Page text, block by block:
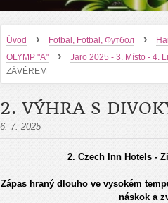
Úvod › Fotbal, Fotbal, Футбол ›
OLYMP "A"
› Jaro 2025 - 3. Místo - 4.
ZÁVĚREM
2. VÝHRA S
6. 7. 2025
2. Czech Inn Hotels -
Zápas hraný dlouho ve vysokém
náskok a